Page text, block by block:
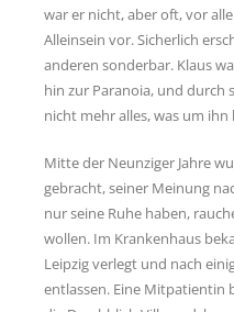
war er nicht, aber oft, vor
Alleinsein vor. Sicherlich
anderen sonderbar. Klaus
hin zur Paranoia, und durch
nicht mehr alles, was um
Mitte der Neunziger Jahre
gebracht, seiner Meinung
nur seine Ruhe haben,
wollen. Im Krankenhaus
Leipzig verlegt und nach
entlassen. Eine Mitpatientin